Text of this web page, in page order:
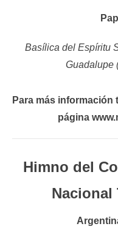
Basílica del Espíritu
Guadalupe
Para más información
página
Himno del
Nacional